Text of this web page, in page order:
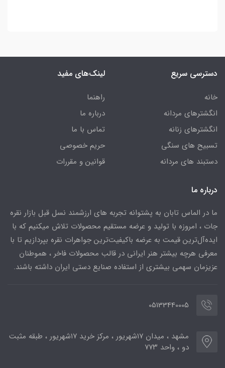
دسترسی سریع
خانه
انگشترهای مردانه
انگشترهای زنانه
تسبیح های سنگی
دستبند های مردانه
لینک‌های مفید
راهنما
درباره ما
تماس با ما
حریم خصوصی
قوانین و مقررات
درباره ما
ما در الماس تابان به پشتوانه تجربه های ارزشمند نسل قبل بازار نقره
جات ، امروزه با تولید و عرضه مستقیم محصولات تلاش میکنیم که با
ایده‌آل‌ترین قیمت به عرضه باکیفیت‌ترین جواهرات نقره بپردازیم تا با
معرفی هرچه بیشتر هنر ایرانی در قالب محصولات فاخر ، هموطنان
عزیزمان سهمی بیشتری از استفاده صنایع دستی ایران داشته باشند.
05133440005
مشهد ، میدان ۱۷شهریور ، مرکز خرید ۱۷شهریور ، طبقه مثبت
دو ، واحد ۷۷۳